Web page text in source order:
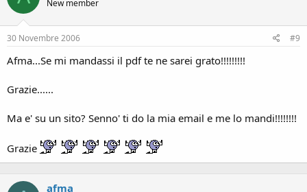
New member
30 Novembre 2006 #9
Afma...Se mi mandassi il pdf te ne sarei grato!!!!!!!!!
Grazie......
Ma e' su un sito? Senno' ti do la mia email e me lo mandi!!!!!!!!
Grazie
afma